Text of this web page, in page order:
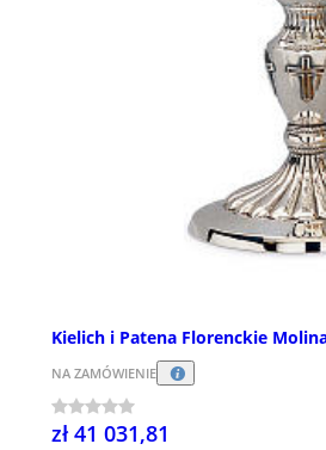
Kielich i Patena Florenckie
NA ZAMÓWIENIE
zł 41 031,81